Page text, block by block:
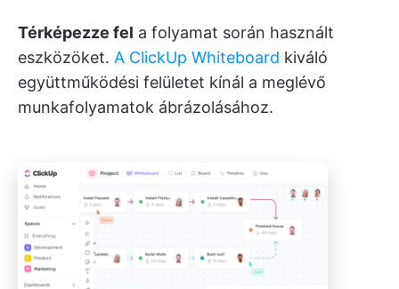
Térképezze fel a folyamat során használt
eszközöket. A ClickUp Whiteboard kiváló
együttműködési felületet kínál a meglévő
munkafolyamatok ábrázolásához.